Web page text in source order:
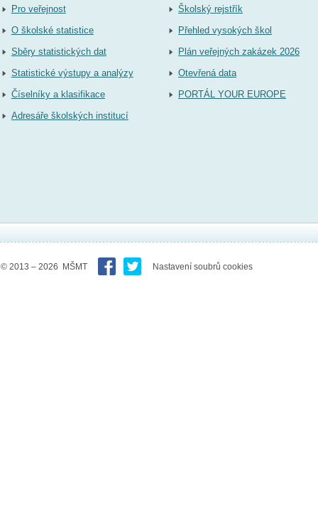
Pro veřejnost
O školské statistice
Sběry statistických dat
Statistické výstupy a analýzy
Číselníky a klasifikace
Adresáře školských institucí
Školský rejstřík
Přehled vysokých škol
Plán veřejných zakázek 2026
Otevřená data
PORTÁL YOUR EUROPE
© 2013 – 2026 MŠMT Nastavení soubrů cookies